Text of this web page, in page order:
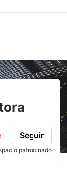
Seguir
patrocinado